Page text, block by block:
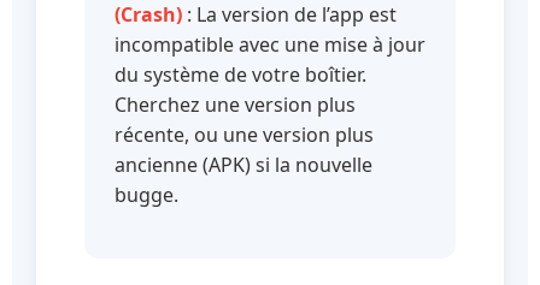
(Crash) : La version de l’app est
incompatible avec une mise à jour
du système de votre boîtier.
Cherchez une version plus
récente, ou une version plus
ancienne (APK) si la nouvelle
bugge.